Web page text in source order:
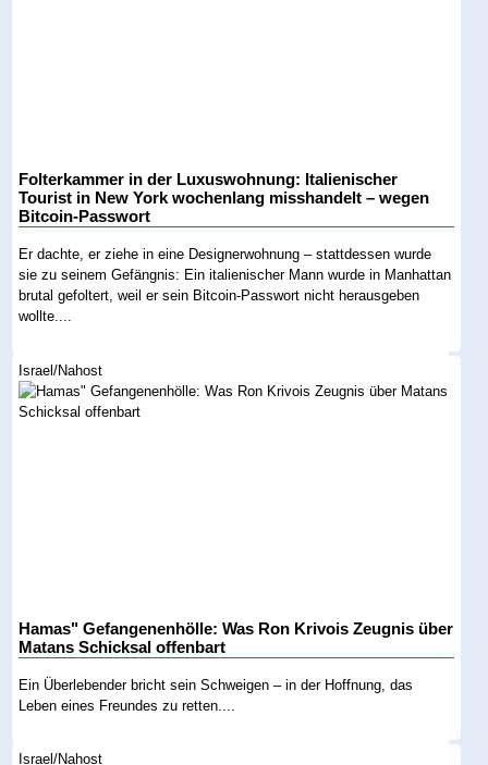
Folterkammer in der Luxuswohnung: Italienischer
Tourist in New York wochenlang misshandelt – wegen
Bitcoin-Passwort
Er dachte, er ziehe in eine Designerwohnung – stattdessen wurde
sie zu seinem Gefängnis: Ein italienischer Mann wurde in Manhattan
brutal gefoltert, weil er sein Bitcoin-Passwort nicht herausgeben
wollte....
Israel/Nahost
Hamas" Gefangenenhölle: Was Ron Krivois Zeugnis über
Matans Schicksal offenbart
Ein Überlebender bricht sein Schweigen – in der Hoffnung, das
Leben eines Freundes zu retten....
Israel/Nahost